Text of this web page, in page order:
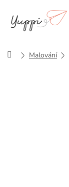
obsah
DomůMalování